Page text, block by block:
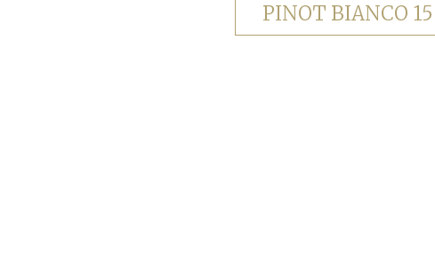
PINOT BIANCO 15